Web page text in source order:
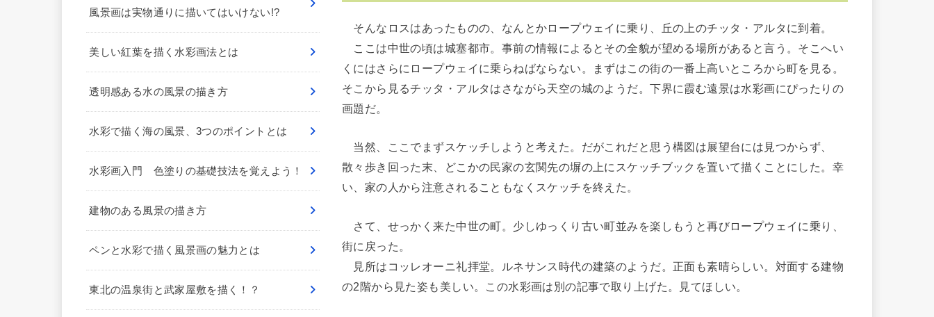
そんなロスはあったものの、なんとかロープウェイに乗り、丘の上のチッタ・アルタに到着。
ここは中世の頃は城塞都市。事前の情報によるとその全貌が望める場所があると言う。そこへい
くにはさらにロープウェイに乗らねばならない。まずはこの街の一番上高いところから町を見る。
そこから見るチッタ・アルタはさながら天空の城のようだ。下界に霞む遠景は水彩画にぴったりの
画題だ。
当然、ここでまずスケッチしようと考えた。だがこれだと思う構図は展望台には見つからず、
散々歩き回った末、どこかの民家の玄関先の塀の上にスケッチブックを置いて描くことにした。幸
い、家の人から注意されることもなくスケッチを終えた。
さて、せっかく来た中世の町。少しゆっくり古い町並みを楽しもうと再びロープウェイに乗り、
街に戻った。
見所はコッレオーニ礼拝堂。ルネサンス時代の建築のようだ。正面も素晴らしい。対面する建物
の2階から見た姿も美しい。この水彩画は別の記事で取り上げた。見てほしい。
風景画は実物通りに描いてはいけない!?
美しい紅葉を描く水彩画法とは
透明感ある水の風景の描き方
水彩で描く海の風景、3つのポイントとは
水彩画入門 色塗りの基礎技法を覚えよう！
建物のある風景の描き方
ペンと水彩で描く風景画の魅力とは
東北の温泉街と武家屋敷を描く！？